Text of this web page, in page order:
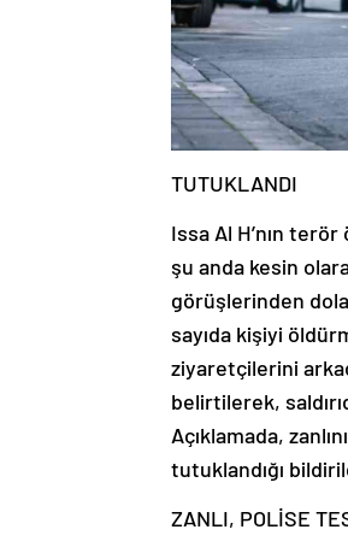
TUTUKLANDI
Issa Al H’nın
şu anda kesin
görüşlerinden
sayıda kişiyi
ziyaretçilerini
belirtilerek,
Açıklamada,
tutuklandığı
ZANLI, POLİSE